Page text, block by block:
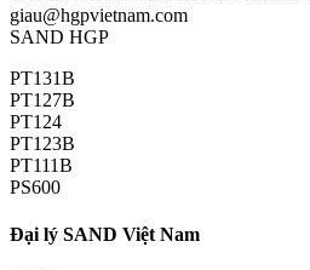
giau@hgpvietnam.com
SAND HGP
PT131B
PT127B
PT124
PT123B
PT111B
PS600
Đại lý SAND Việt Nam